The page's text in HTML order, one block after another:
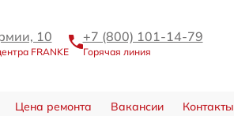
10
FRANKE
+7 (800) 101-14-79
Горячая линия
Цена ремонта Вакансии Контакты